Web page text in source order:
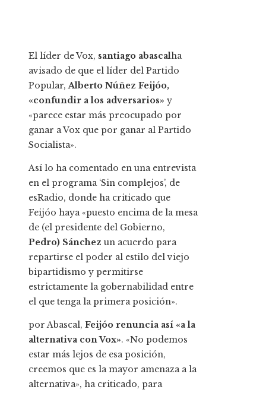
El líder de Vox, santiago abascalha
avisado de que el líder del Partido
Popular,Alberto Núñez Feijóo,
«confundir a los adversarios» y
«parece estar más preocupado por
ganar a Vox que por ganar al Partido
Socialista».
Así lo ha comentado en una entrevista
en el programa ‘Sin complejos’, de
esRadio, donde ha criticado que
Feijóo haya «puesto encima de la mesa
de (el presidente del Gobierno,
Pedro) Sánchez un acuerdo para
repartirse el poder al estilo del viejo
bipartidismo y permitirse
estrictamente la gobernabilidad entre
el que tenga la primera posición».
por Abascal, Feijóo renuncia así «a la
alternativa con Vox». «No podemos
estar más lejos de esa posición,
creemos que es la mayor amenaza a la
alternativa», ha criticado, para